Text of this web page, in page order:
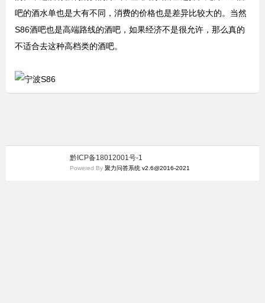
吧的酒水单也是大有不同，消费的价格也是差异比较大的。当然
S86酒吧也是高端路线的酒吧，如果经济不是很允许，那么真的
不适合去这种高档类的酒吧。
黔ICP备18012001号-1
Powered By 聚力问答系统 v2.6@2016-2021